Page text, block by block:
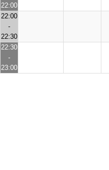
22:00
22:00
-
22:30
22:30
-
23:00